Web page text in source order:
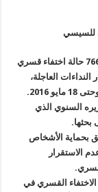
للسيسي
أحال الفريق الأممي المعني بحالات الاختفاء القسري، 766 حالة اختفاء قسري
المعنية، منها 483 في إطار النداءات العاجلة،
.
السنوي الذي
بحثها.
بحماية الأشخاص
الاستقرار
.
القسري في